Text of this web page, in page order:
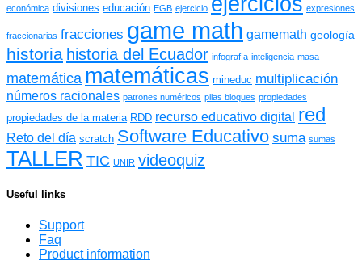
económica divisiones educación EGB ejercicio expresiones
fraccionarias fracciones game math gamemath geología
historia historia del Ecuador infografía inteligencia masa
matemática matemáticas mineduc multiplicación
números racionales patrones numéricos pilas bloques propiedades
propiedades de la materia RDD recurso educativo digital red
Reto del día scratch Software Educativo suma sumas
TALLER TIC UNIR videoquiz
Useful links
Support
Faq
Product information